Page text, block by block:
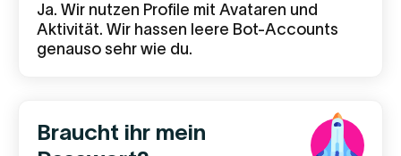
Ja. Wir nutzen Profile mit Avataren und
Aktivität. Wir hassen leere Bot-Accounts
genauso sehr wie du.
Braucht ihr mein